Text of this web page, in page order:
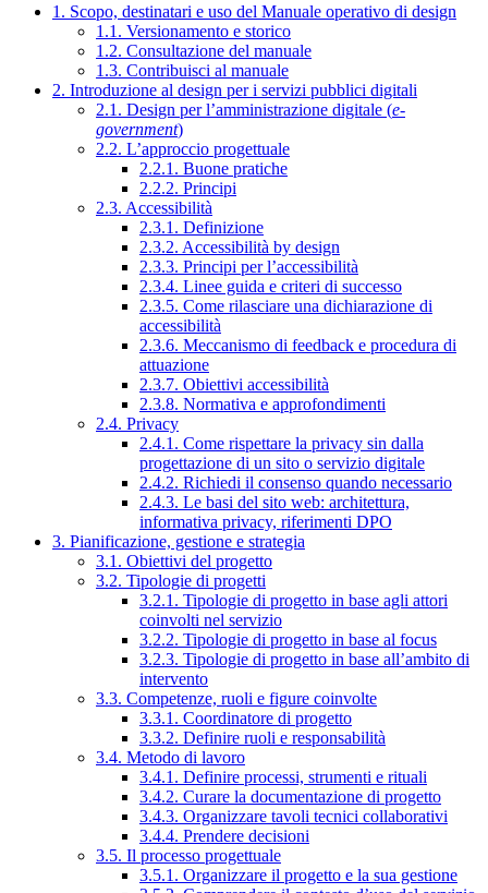
1. Scopo, destinatari e uso del Manuale operativo di design
1.1. Versionamento e storico
1.2. Consultazione del manuale
1.3. Contribuisci al manuale
2. Introduzione al design per i servizi pubblici digitali
2.1. Design per l’amministrazione digitale (e-
government)
2.2. L’approccio progettuale
2.2.1. Buone pratiche
2.2.2. Principi
2.3. Accessibilità
2.3.1. Definizione
2.3.2. Accessibilità by design
2.3.3. Principi per l’accessibilità
2.3.4. Linee guida e criteri di successo
2.3.5. Come rilasciare una dichiarazione di
accessibilità
2.3.6. Meccanismo di feedback e procedura di
attuazione
2.3.7. Obiettivi accessibilità
2.3.8. Normativa e approfondimenti
2.4. Privacy
2.4.1. Come rispettare la privacy sin dalla
progettazione di un sito o servizio digitale
2.4.2. Richiedi il consenso quando necessario
2.4.3. Le basi del sito web: architettura,
informativa privacy, riferimenti DPO
3. Pianificazione, gestione e strategia
3.1. Obiettivi del progetto
3.2. Tipologie di progetti
3.2.1. Tipologie di progetto in base agli attori
coinvolti nel servizio
3.2.2. Tipologie di progetto in base al focus
3.2.3. Tipologie di progetto in base all’ambito di
intervento
3.3. Competenze, ruoli e figure coinvolte
3.3.1. Coordinatore di progetto
3.3.2. Definire ruoli e responsabilità
3.4. Metodo di lavoro
3.4.1. Definire processi, strumenti e rituali
3.4.2. Curare la documentazione di progetto
3.4.3. Organizzare tavoli tecnici collaborativi
3.4.4. Prendere decisioni
3.5. Il processo progettuale
3.5.1. Organizzare il progetto e la sua gestione